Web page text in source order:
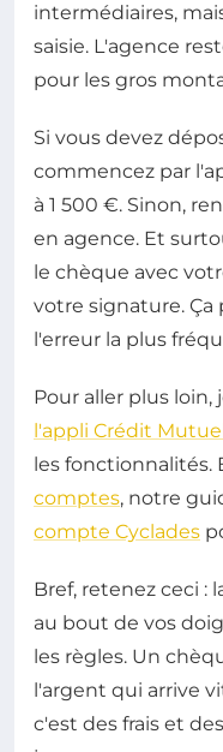
intermédiaires,
saisie. L'agence
pour les gros
Si vous devez
commencez par
à 1 500 €. Sinon,
en agence. Et
le chèque avec
votre signature. Ça
l'erreur la plus
Pour aller plus
l'appli Crédit
les fonctionnalités.
comptes, notre
compte Cyclades
Bref, retenez ceci :
au bout de vos
les règles. Un
l'argent qui arrive
c'est des frais et